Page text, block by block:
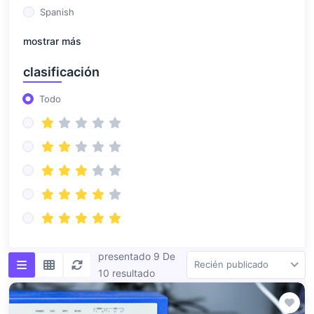
Spanish
mostrar más
clasificación
Todo
presentado 9 De
10 resultado
Recién publicado